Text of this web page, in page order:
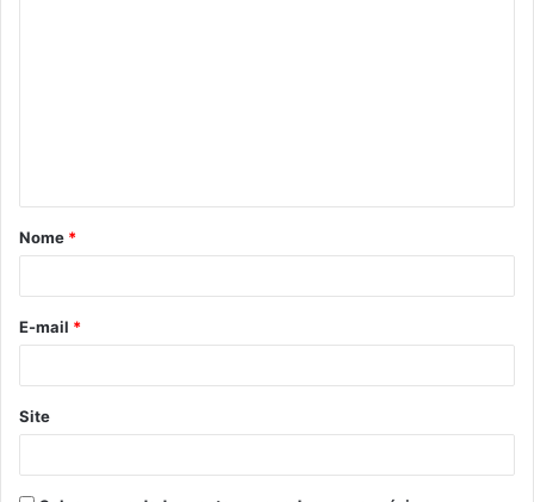
á
r
*
Nome *
E-mail *
Site